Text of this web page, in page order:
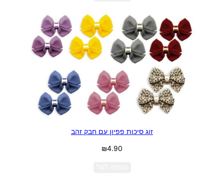
זוג סיכות פפיון עם חבק זהב
₪4.90